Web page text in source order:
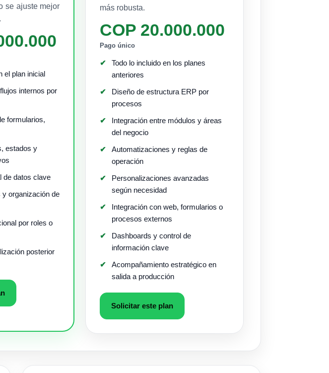
se ajuste mejor
el plan inicial
internos por
formularios,
estados y
de datos clave
organización de
por roles o
posterior
más robusta.
COP 20.000.000
Pago único
Todo lo incluido en los planes
anteriores
Diseño de estructura ERP por
procesos
Integración entre módulos y áreas
del negocio
Automatizaciones y reglas de
operación
Personalizaciones avanzadas
según necesidad
Integración con web, formularios o
procesos externos
Dashboards y control de
información clave
Acompañamiento estratégico en
salida a producción
Solicitar este plan